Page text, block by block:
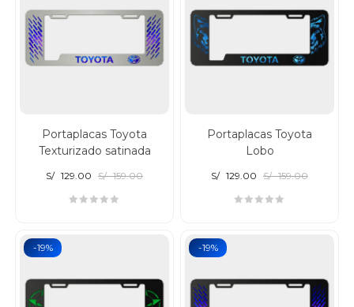
Portaplacas Toyota
Texturizado satinada
S/ 159.00
S/ 129.00
Portaplacas Toyota
Lobo
S/ 159.00
S/ 129.00
-19% -19%